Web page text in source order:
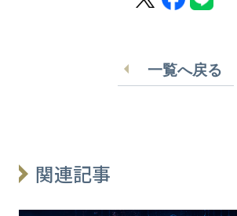
一覧へ戻る
関連記事